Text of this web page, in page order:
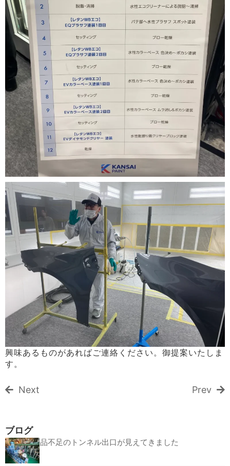
興味あるものがあればご連絡ください。御提案いたしま
す。
Next Prev
ブログ
品不足のトンネル出口が見えてきました